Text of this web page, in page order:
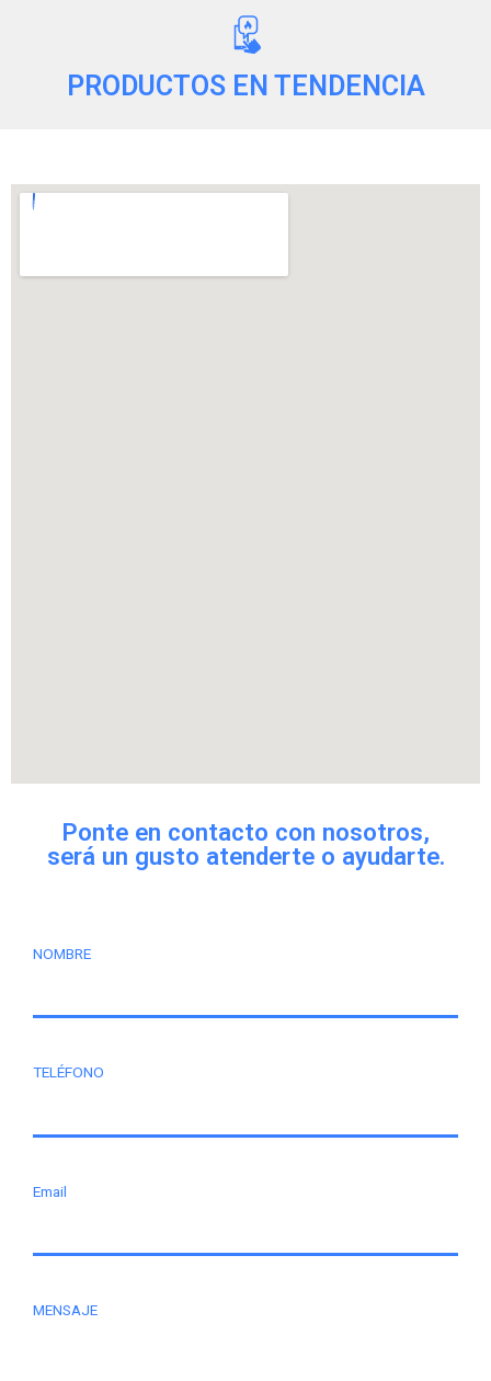
PRODUCTOS EN TENDENCIA
Ponte en contacto con nosotros,
será un gusto atenderte o ayudarte.
NOMBRE
TELÉFONO
Email
MENSAJE